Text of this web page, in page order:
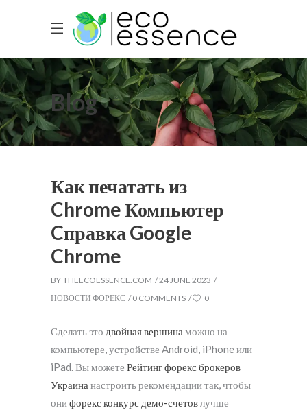
Blog
Как печатать из
Chrome Компьютер
Cправка Google
Chrome
BY THEECOESSENCE.COM
24 JUNE 2023
НОВОСТИ ФОРЕКС
0 COMMENTS 0
Сделать это двойная вершина можно на
компьютере, устройстве Android, iPhone или
iPad. Вы можете Рейтинг форекс брокеров
Украина настроить рекомендации так, чтобы
онифорекс конкурс демо-счетовлучше